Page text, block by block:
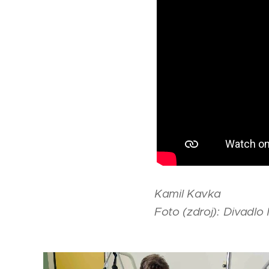
Kamil Kavka
Foto (zdroj): Divadlo